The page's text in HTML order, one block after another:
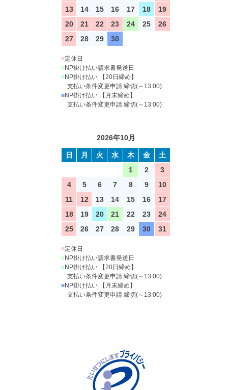
13
14 15 16 17 18
19
20
21 22 23 24 25
26
27
28 29 30
■定休日
■NP掛け払い請求書発送日
■NP掛け払い 【20日締め】
支払い条件変更申請 締切(～13:00)
■NP掛け払い 【月末締め】
支払い条件変更申請 締切(～13:00)
2026年10月
日 月 火 水 木 金
土
1
2
3
4
5 6 7 8 9
10
11
12 13 14 15 16
17
18
19 20 21 22 23
24
25
26 27 28 29 30 31
■定休日
■NP掛け払い請求書発送日
■NP掛け払い 【20日締め】
支払い条件変更申請 締切(～13:00)
■NP掛け払い 【月末締め】
支払い条件変更申請 締切(～13:00)